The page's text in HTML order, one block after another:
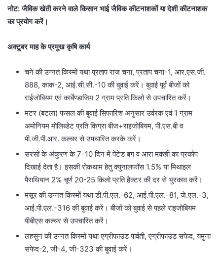
नोट: जैविक खेती करने वाले किसान भाई जैविक कीटनाशकों या देशी कीटनाशक
का प्रयोग करें।
अक्टूबर माह के प्रमुख कृषि कार्य
चने की उन्नत किस्मों यथा प्रताप राज चना, प्रताप चना-1, आर.एस.जी.
888, काक-2, आई.सी.सी.-10 की बुवाई करें। बुवाई पूर्व बीजों को
राईजोबियम एवं कार्बेण्डाजिम 2 ग्राम प्रति किलो से उपचारित करें।
मटर (बटला) फसल की बुवाई सिफारिश अनुसार उर्वरक एवं 1 ग्राम
अमोनियम मोलिब्डेट प्रति किग्रा बीज+राइजोबियम, पी.एस.बी व
पी.जी.पी.आर. कल्चर से उपचारित करके करें।
सरसों के अंकुरण के 7-10 दिन में पेंटेड बग व आरा मक्खी का प्रकोप
दिखाई देता है। इसकी रोकथाम हेतु क्युनालफॉस 1.5% या मिथाइल
पैराथियान 2% चूर्ण 20-25 किलो प्रति हैक्टर की दर से भुरकाव करें।
मसूर की उन्नत किस्मों यथा डी.पी.एल.-62, आई.पी.एल.-81, जे.एल.-3,
आई.पी.एल.-316 की बुवाई करें। बीजों को बुवाई से पहले राइजोबियम
पीबीएस कल्चर से उपचारित करें।
लहसुन की उन्नत किस्मों यथा एग्रीफाउंड पार्वती, एग्रीफाउंड सफेद, यमुना
सफेद-2, जी-4, जी-323 की बुवाई करें।